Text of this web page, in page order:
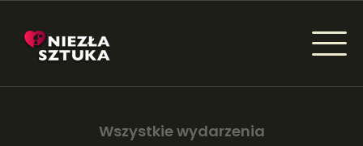
Wszystkie wydarzenia
NIEZŁA SZTUKA - NEWSY